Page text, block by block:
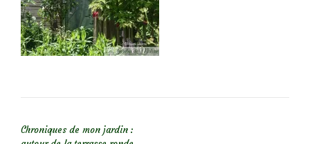
Chroniques de mon jardin :